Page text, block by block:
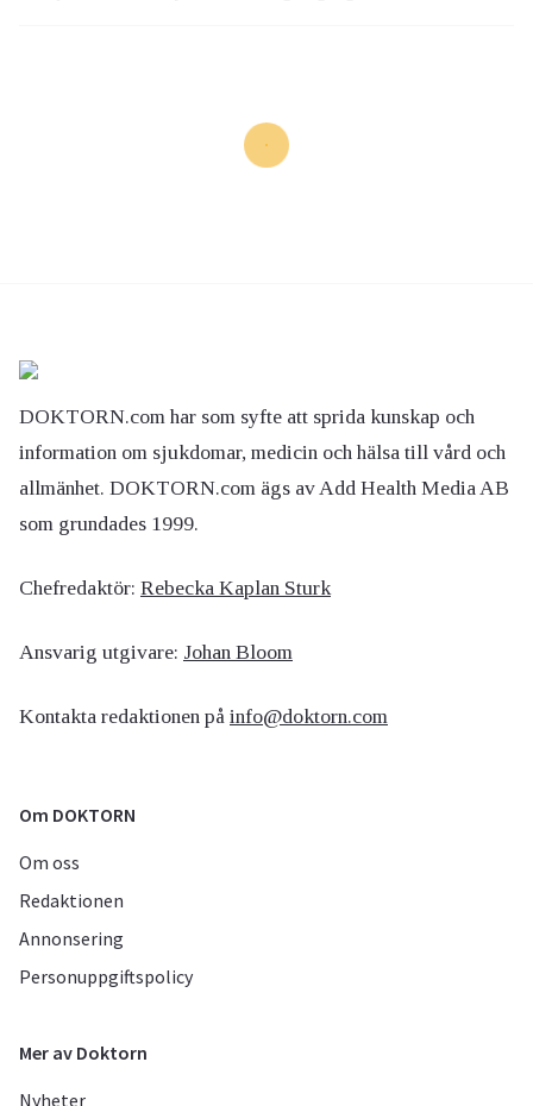
DOKTORN.com har som syfte att sprida kunskap och
information om sjukdomar, medicin och hälsa till vård och
allmänhet. DOKTORN.com ägs av Add Health Media AB
som grundades 1999.
Chefredaktör: Rebecka Kaplan Sturk
Ansvarig utgivare: Johan Bloom
Kontakta redaktionen på info@doktorn.com
Om DOKTORN
Om oss
Redaktionen
Annonsering
Personuppgiftspolicy
Mer av Doktorn
Nyheter